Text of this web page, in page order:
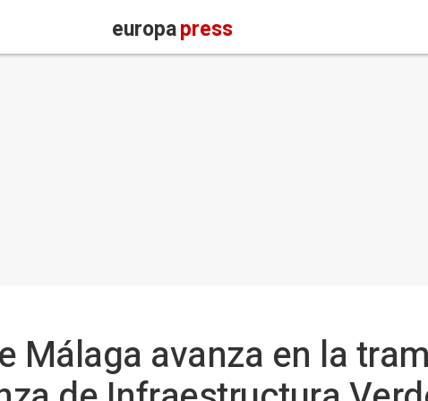
europapress
Málaga avanza en la